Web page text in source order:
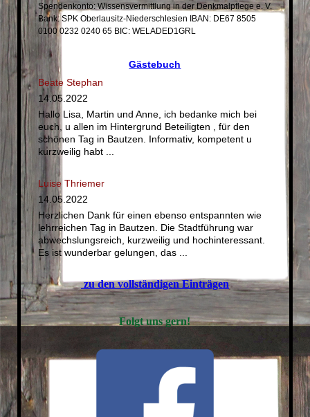
Spendenkonto: Wissensvermittlung in der Denkmalpflege e. V.
Bank: SPK Oberlausitz-Niederschlesien IBAN: DE67 8505
0100 0232 0240 65 BIC: WELADED1GRL
Gästebuch
Beate Stephan
14.05.2022
Hallo Lisa, Martin und Anne, ich bedanke mich bei
euch, u allen im Hintergrund Beteiligten , für den
schönen Tag in Bautzen. Informativ, kompetent u
kurzweilig habt ...
Luise Thriemer
14.05.2022
Herzlichen Dank für einen ebenso entspannten wie
lehrreichen Tag in Bautzen. Die Stadtführung war
abwechslungsreich, kurzweilig und hochinteressant.
Es ist wunderbar gelungen, das ...
zu den vollständigen Einträgen
Folgt uns gern!